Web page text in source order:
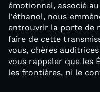
émotionnel, associé
l'éthanol, nous
entrouvrir la porte de
faire de cette
vous, chères
vous rappeler que les
les frontières, ni le